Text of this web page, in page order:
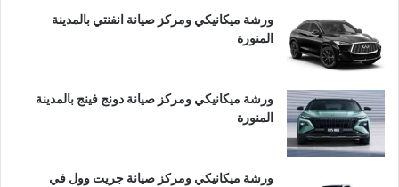
ورشة ميكانيكي ومركز صيانة انفنتي بالمدينة
المنورة
ورشة ميكانيكي ومركز صيانة دونج فينج بالمدينة
المنورة
ورشة ميكانيكي ومركز صيانة جريت وول في